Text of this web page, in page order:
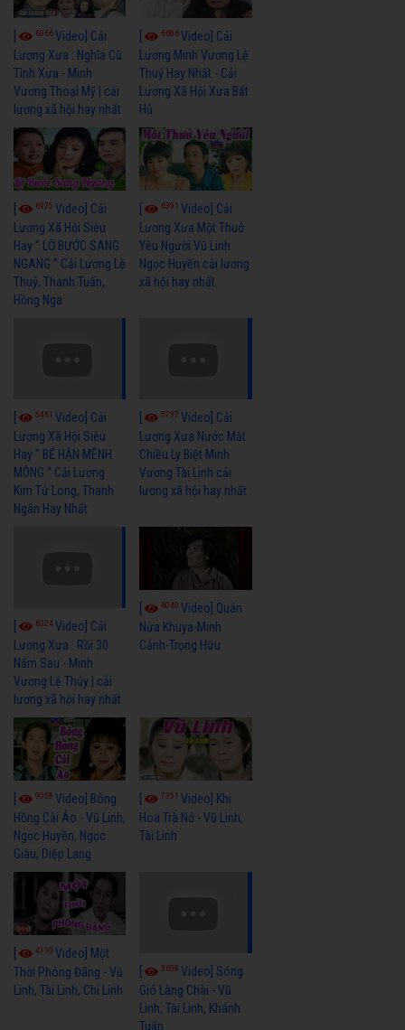
6066Video] Cải
Lương Xưa : Nghĩa Cũ
Tình Xưa - Minh
Vương Thoại Mỹ | cải
lương xã hội hay nhất
6686Video] Cải
Lương Minh Vương Lệ
Thuỷ Hay Nhất - Cải
Lương Xã Hội Xưa Bất
Hủ
6975 Video] Cải
Lương Xã Hội Siêu
Hay " LỠ BƯỚC SANG
NGANG " Cải Lương Lệ
Thuỷ, Thanh Tuấn,
Hồng Nga
6391Video] Cải
Lương Xưa Một Thuở
Yêu Người Vũ Linh
Ngọc Huyền cải lương
xã hội hay nhất
5461 Video] Cải
Lương Xã Hội Siêu
Hay " BỂ HẬN MÊNH
MÔNG " Cải Lương
Kim Tử Long, Thanh
Ngân Hay Nhất
5737Video] Cải
Lương Xưa Nước Mắt
Chiều Ly Biệt Minh
Vương Tài Linh cải
lương xã hội hay nhất
6324Video] Cải
Lương Xưa : Rồi 30
Năm Sau - Minh
Vương Lệ Thủy | cải
lương xã hội hay nhất
6040Video] Quán
Nửa Khuya-Minh
Cảnh-Trọng Hữu
9058 Video] Bông
Hồng Cài Áo - Vũ Linh,
Ngọc Huyền, Ngọc
Giàu, Diệp Lang
7351Video] Khi
Hoa Trà Nở - Vũ Linh,
Tài Linh
4110 Video] Một
Thời Phóng Đãng - Vũ
Linh, Tài Linh, Chí Linh
3658Video] Sóng
Gió Làng Chài - Vũ
Linh, Tài Linh, Khánh
Tuấn